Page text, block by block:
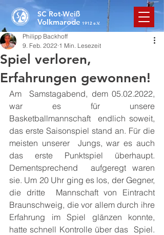
SC Rot-Weiß
Volkmarode 1912 e.V.
Spiel verloren,
Erfahrungen gewonnen!
Philipp Backhoff
9. Feb. 2022 1 Min. Lesezeit
Am  Samstagabend, dem 05.02.2022,
war es für unsere
Basketballmannschaft  endlich soweit,
das erste Saisonspiel stand an. Für die
meisten unserer  Jungs, war es auch
das erste Punktspiel überhaupt.
Dementsprechend  aufgeregt waren
sie. Um 20 Uhr ging es los, der Gegner,
die dritte  Mannschaft von Eintracht
Braunschweig, die vor allem durch ihre
Erfahrung im Spiel glänzen konnte,
hatte schnell Kontrolle über das  Spiel.